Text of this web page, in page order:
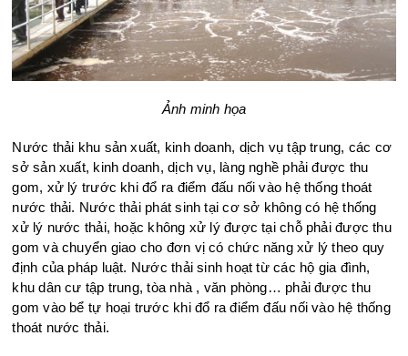
Ảnh minh họa
Nước thải khu sản xuất, kinh doanh, dịch vụ tập trung, các cơ
sở sản xuất, kinh doanh, dịch vụ, làng nghề phải được thu
gom, xử lý trước khi đổ ra điểm đấu nối vào hệ thống thoát
nước thải. Nước thải phát sinh tại cơ sở không có hệ thống
xử lý nước thải, hoặc không xử lý được tại chỗ phải được thu
gom và chuyển giao cho đơn vị có chức năng xử lý theo quy
định của pháp luật. Nước thải sinh hoạt từ các hộ gia đình,
khu dân cư tập trung, tòa nhà , văn phòng… phải được thu
gom vào bể tự hoại trước khi đổ ra điểm đấu nối vào hệ thống
thoát nước thải.